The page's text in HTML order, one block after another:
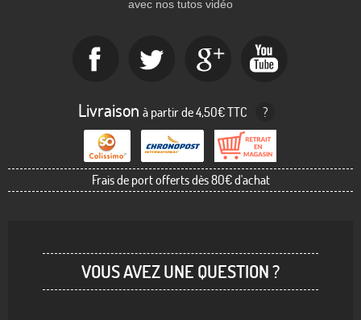
avec nos tutos vidéo
Livraison à partir de 4,50€ TTC ?
Frais de port offerts dès 80€ d'achat
VOUS AVEZ UNE QUESTION ?